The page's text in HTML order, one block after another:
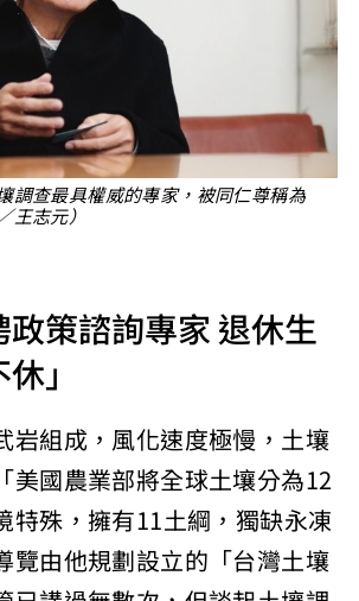
調查最具權威的專家，被同仁尊稱為
王志元）
策諮詢專家 退休生
」
岩組成，風化速度極慢，土壤
國農業部將全球土壤分為12
殊，擁有11土綱，獨缺永凍
由他規劃設立的「台灣土壤